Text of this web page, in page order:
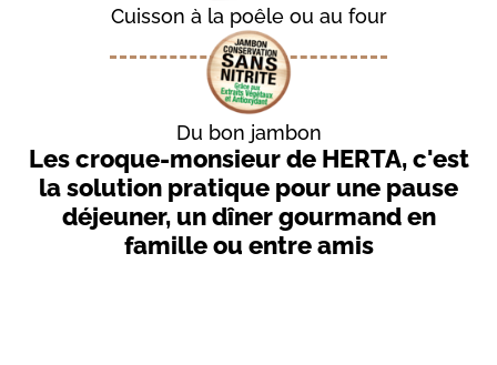
Cuisson à la poêle ou au four
Du bon jambon
Introduction
Sous-
Les croque-monsieur de HERTA, c'est
la solution pratique pour une pause
déjeuner, un dîner gourmand en
famille ou entre amis